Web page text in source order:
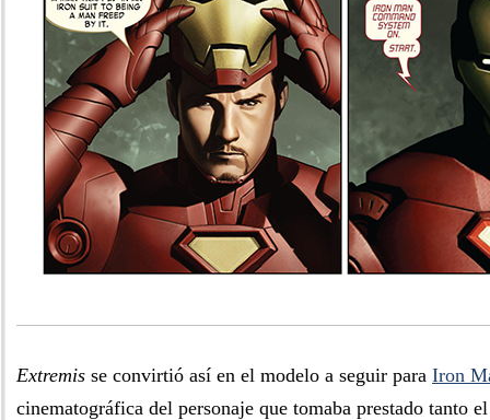
Extremis se convirtió así en el modelo a seguir para Iron
cinematográfica del personaje que tomaba prestado tanto